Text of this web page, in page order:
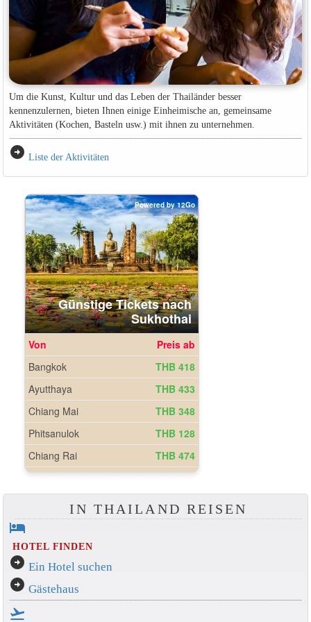
Um die Kunst, Kultur und das Leben der Thailänder besser
kennenzulernen, bieten Ihnen einige Einheimische an, gemeinsame
Aktivitäten (Kochen, Basteln usw.) mit ihnen zu unternehmen.
arrow_circle_right Liste der Aktivitäten
IN THAILAND REISEN
hotel
HOTEL FINDEN
arrow_circle_right Ein Hotel suchen
arrow_circle_right Gästehaus
flight_takeoff